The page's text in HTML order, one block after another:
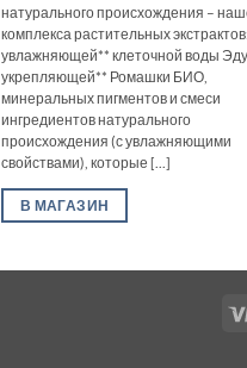
натурального происхождения –
комплекса растительных
увлажняющей** клеточной воды
укрепляющей** Ромашки БИО,
минеральных пигментов и смеси
ингредиентов натурального
происхождения (с увлажняющими
свойствами), которые [...]
В МАГАЗИН